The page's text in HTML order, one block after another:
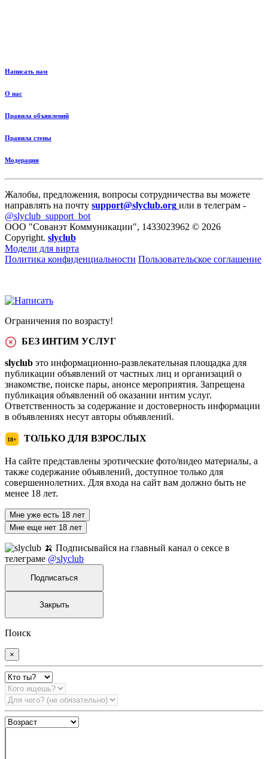
Написать нам
О нас
Правила объявлений
Правила стены
Модерация
Жалобы, предложения, вопросы сотрудничества вы можете
направлять на почту support@slyclub.org или в телеграм -
@slyclub_support_bot
ООО "Сованэт Коммуникации", 1433023962 © 2026
Copyright. slyclub
Модели для вирта
Политика конфиденциальности Пользовательское соглашение
Ограничения по возрасту!
БЕЗ ИНТИМ УСЛУГ
slyclub это информационно-развлекательная площадка для
публикации объявлений от частных лиц и организаций о
знакомстве, поиске пары, анонсе мероприятия. Запрещена
публикация объявлений об оказании интим услуг.
Ответственность за содержание и достоверность информации
в объявлениях несут авторы объявлений.
18+ ТОЛЬКО ДЛЯ ВЗРОСЛЫХ
На сайте представлены эротические фото/видео материалы, а
также содержание объявлений, доступное только для
совершеннолетних. Для входа на сайт вам должно быть не
менее 18 лет.
Мне уже есть 18 лет
Мне еще нет 18 лет
🍌 Подписывайся на главный канал о сексе в
телеграме @slyclub
Подписаться
Закрыть
Поиск
×